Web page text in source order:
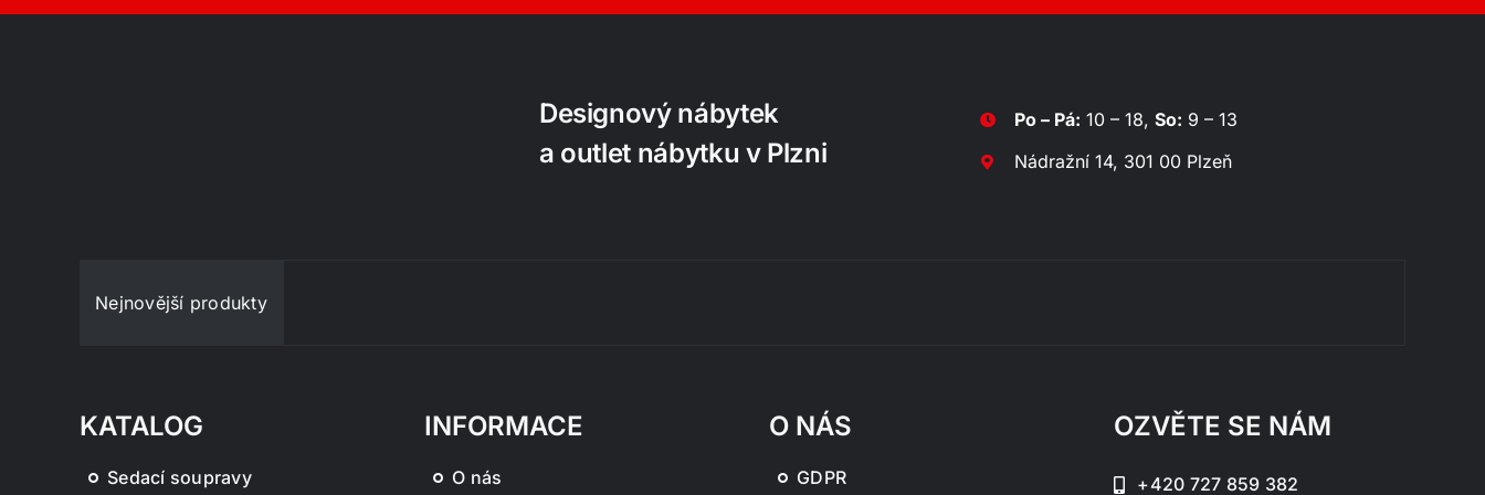
Designový nábytek
a outlet nábytku v Plzni
Po – Pá: 10 – 18,So: 9 – 13
Nádražní 14, 301 00 Plzeň
Nejnovější produkty
KATALOG
Sedací soupravy
INFORMACE
O nás
O NÁS
GDPR
OZVĚTE SE NÁM
+420 727 859 382